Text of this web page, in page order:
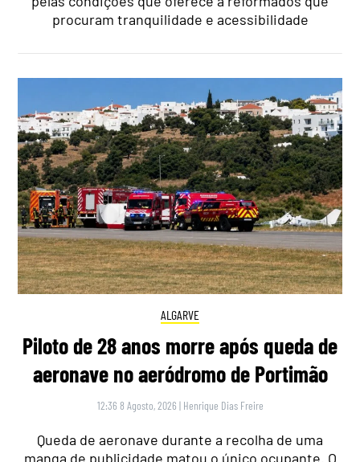
procuram tranquilidade e acessibilidade
ALGARVE
Piloto de 28 anos morre após queda de
aeronave no aeródromo de Portimão
12:36 8 Agosto, 2026 | Henrique Dias Freire
Queda de aeronave durante a recolha de uma
manga de publicidade matou o único ocupante. O